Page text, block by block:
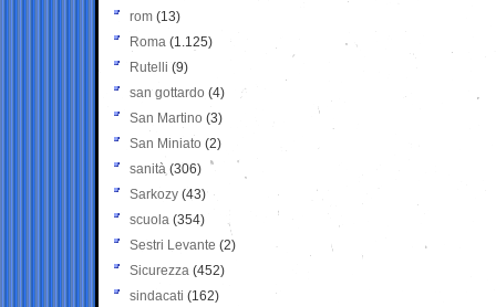
rom (13)
Roma (1.125)
Rutelli (9)
san gottardo (4)
San Martino (3)
San Miniato (2)
sanità (306)
Sarkozy (43)
scuola (354)
Sestri Levante (2)
Sicurezza (452)
sindacati (162)